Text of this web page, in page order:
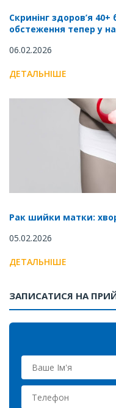
Скринінг здоров’я
обстеження тепер у
06.02.2026
ДЕТАЛЬНІШЕ
Рак шийки матки:
05.02.2026
ДЕТАЛЬНІШЕ
ЗАПИСАТИСЯ НА